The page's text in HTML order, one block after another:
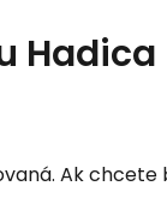
Hadica
Ak chcete